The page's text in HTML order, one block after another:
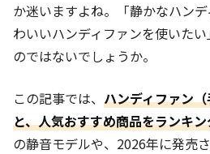
か迷いますよね。「静かなハン
わいいハンディファンを使いた
のではないでしょうか。
この記事では、 ハンディファン
と、人気おすすめ商品をランキ
の静音モデルや、2026年に発売